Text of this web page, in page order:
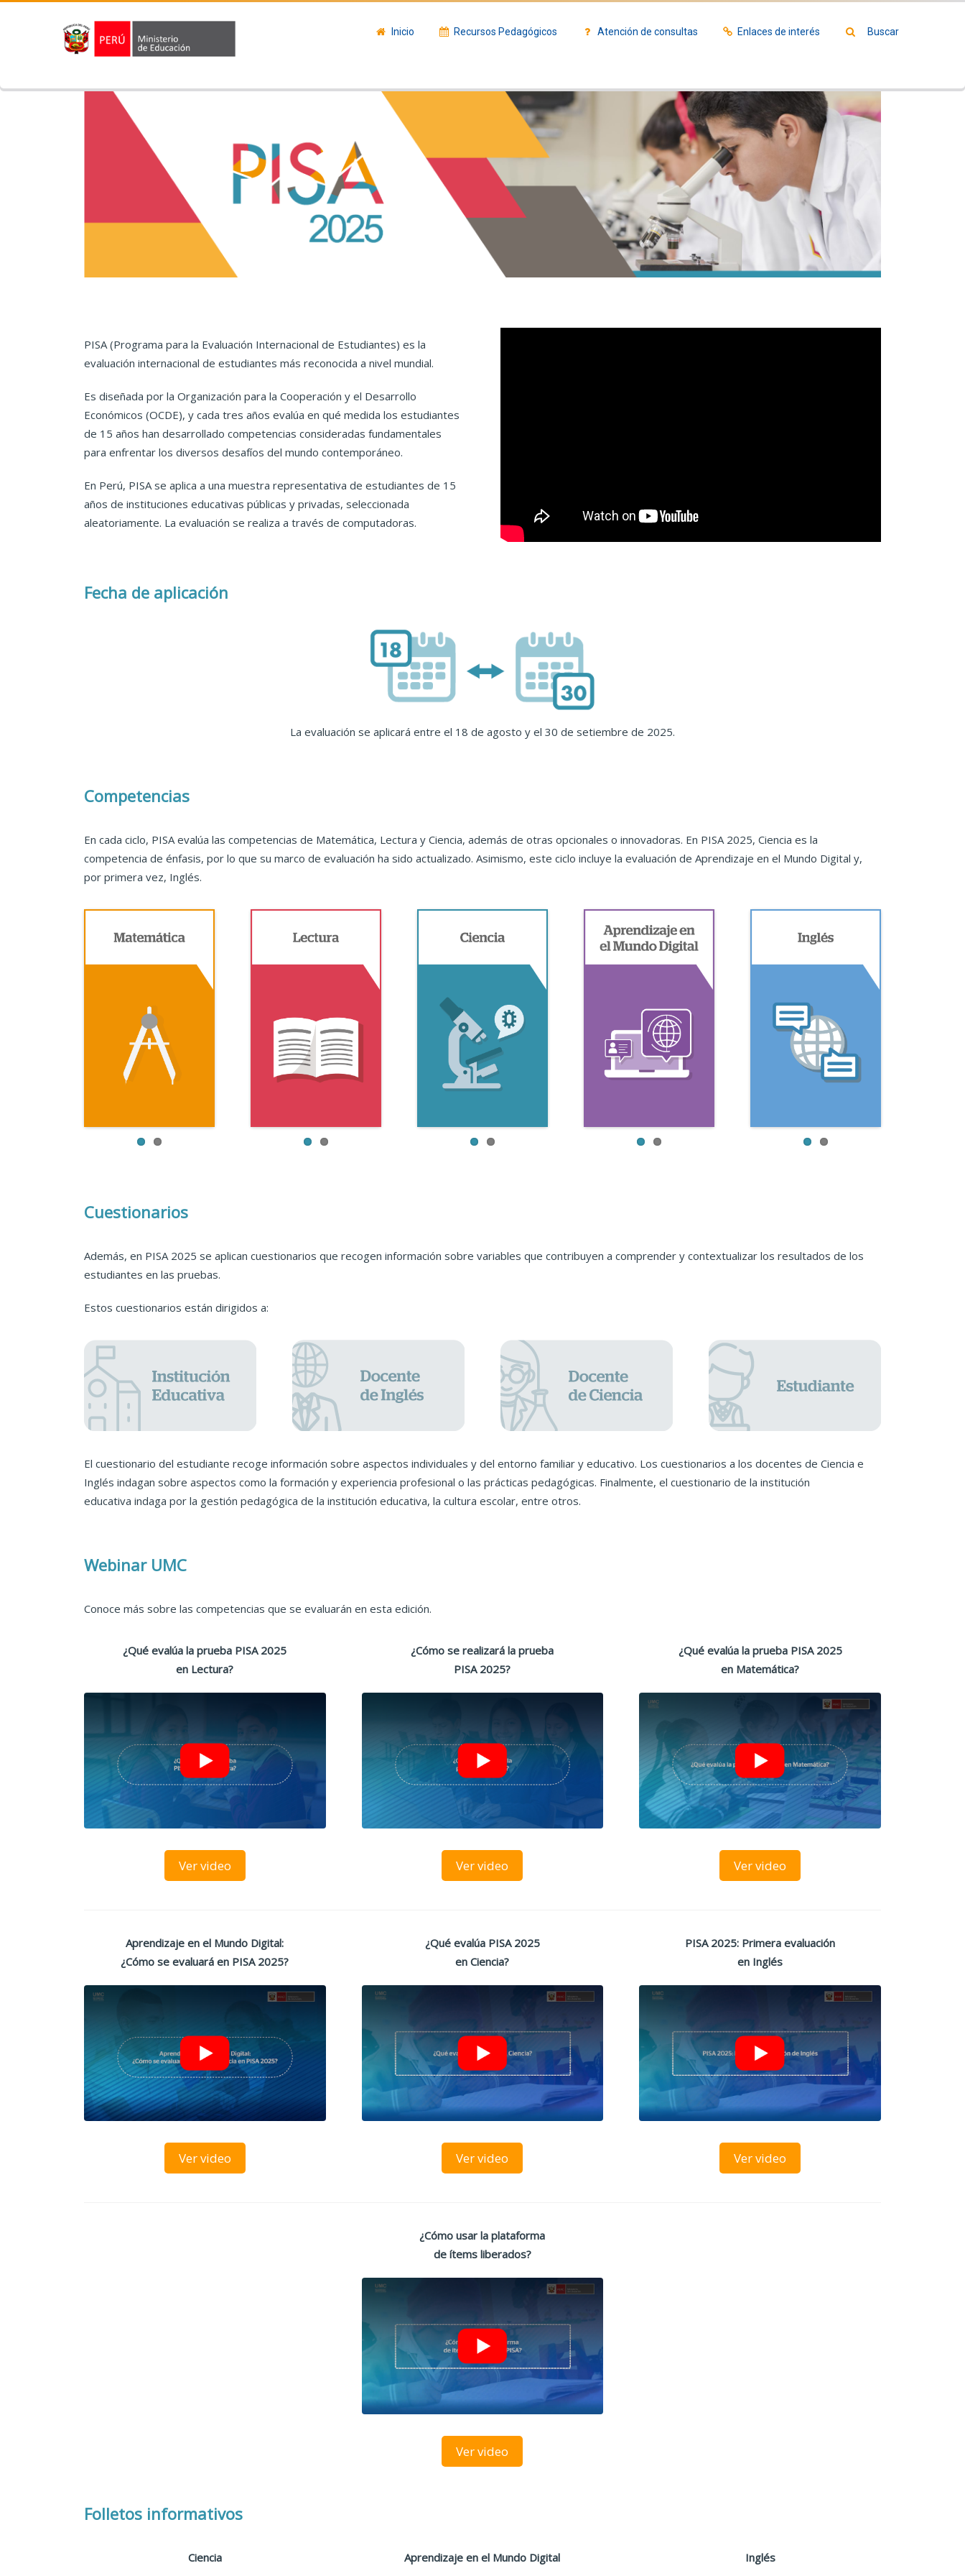
Inicio Recursos Pedagógicos Atención de consultas Enlaces de interés Buscar
PISA (Programa para la Evaluación Internacional de Estudiantes) es la
evaluación internacional de estudiantes más reconocida a nivel mundial.
Es diseñada por la Organización para la Cooperación y el Desarrollo
Económicos (OCDE), y cada tres años evalúa en qué medida los estudiantes
de 15 años han desarrollado competencias consideradas fundamentales
para enfrentar los diversos desafíos del mundo contemporáneo.
En Perú, PISA se aplica a una muestra representativa de estudiantes de 15
años de instituciones educativas públicas y privadas, seleccionada
aleatoriamente. La evaluación se realiza a través de computadoras.
Fecha de aplicación
La evaluación se aplicará entre el 18 de agosto y el 30 de setiembre de 2025.
Competencias
En cada ciclo, PISA evalúa las competencias de Matemática, Lectura y Ciencia, además de otras opcionales o innovadoras. En PISA 2025, Ciencia es la
competencia de énfasis, por lo que su marco de evaluación ha sido actualizado. Asimismo, este ciclo incluye la evaluación de Aprendizaje en el Mundo Digital y,
por primera vez, Inglés.
Cuestionarios
Además, en PISA 2025 se aplican cuestionarios que recogen información sobre variables que contribuyen a comprender y contextualizar los resultados de los
estudiantes en las pruebas.
Estos cuestionarios están dirigidos a:
El cuestionario del estudiante recoge información sobre aspectos individuales y del entorno familiar y educativo. Los cuestionarios a los docentes de Ciencia e
Inglés indagan sobre aspectos como la formación y experiencia profesional o las prácticas pedagógicas. Finalmente, el cuestionario de la institución
educativa indaga por la gestión pedagógica de la institución educativa, la cultura escolar, entre otros.
Webinar UMC
Conoce más sobre las competencias que se evaluarán en esta edición.
¿Qué evalúa la prueba PISA 2025
en Lectura?
Ver video
¿Cómo se realizará la prueba
PISA 2025?
Ver video
¿Qué evalúa la prueba PISA 2025
en Matemática?
Ver video
Aprendizaje en el Mundo Digital:
¿Cómo se evaluará en PISA 2025?
Ver video
¿Qué evalúa PISA 2025
en Ciencia?
Ver video
PISA 2025: Primera evaluación
en Inglés
Ver video
¿Cómo usar la plataforma
de ítems liberados?
Ver video
Folletos informativos
Ciencia Aprendizaje en el Mundo Digital Inglés